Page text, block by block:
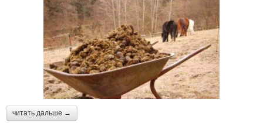
читать дальше →